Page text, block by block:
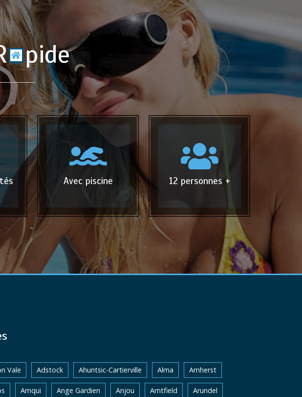
pide
Avec piscine 12 personnes +
Vale Adstock Ahuntsic-Cartierville Alma Amherst
Amqui Ange Gardien Anjou Arntfield Arundel